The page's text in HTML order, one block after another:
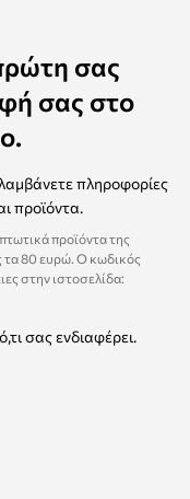
σας
σας στο
πληροφορίες
προϊόντα.
προϊόντα της
τα 80 ευρώ. Ο κωδικός
στην ιστοσελίδα:
σας ενδιαφέρει.